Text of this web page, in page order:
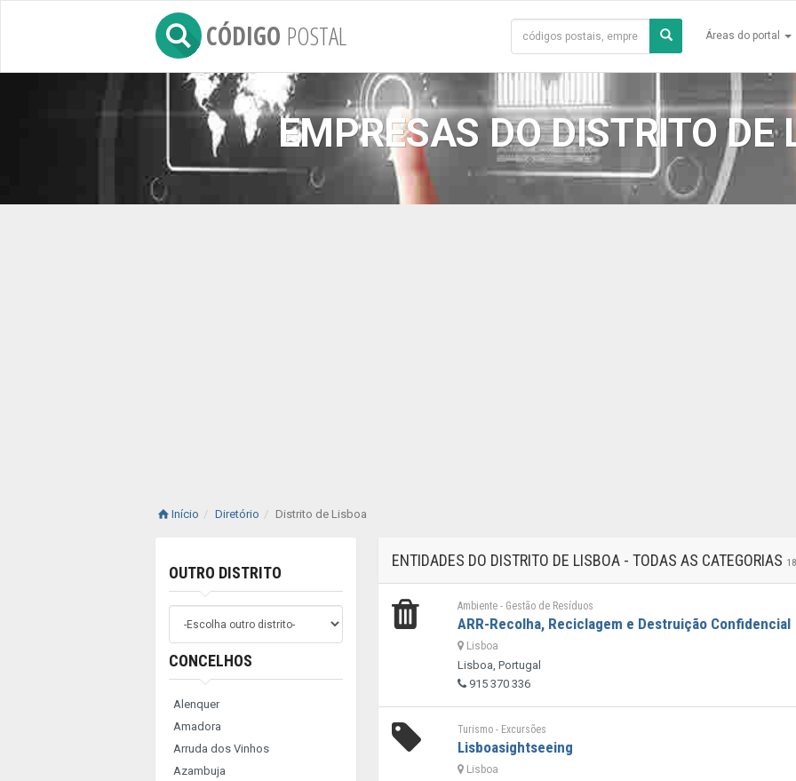
CÓDIGO POSTAL Áreas do portal
EMPRESAS DO DISTRITO DE
Início Diretório Distrito de Lisboa
OUTRO DISTRITO
CONCELHOS
Alenquer
Amadora
Arruda dos Vinhos
Azambuja
ENTIDADES DO DISTRITO DE LISBOA - TODAS AS CATEGORIAS
Ambiente - Gestão de Resíduos
ARR-Recolha, Reciclagem e Destruição Confidencial
Lisboa
Lisboa, Portugal
915 370 336
Turismo - Excursões
Lisboasightseeing
Lisboa